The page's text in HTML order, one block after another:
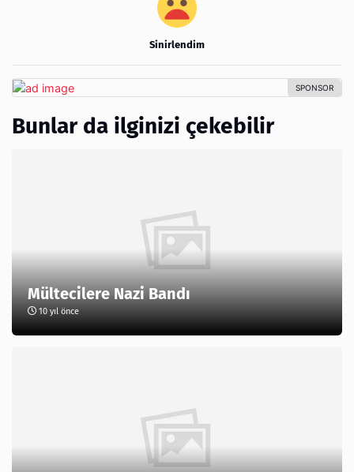
Sinirlendim
Bunlar da ilginizi çekebilir
Mültecilere Nazi Bandı
10 yıl önce